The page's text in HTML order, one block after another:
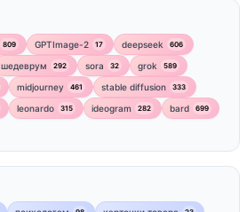
809 GPTImage-2 17 deepseek 606
шедеврум 292 sora 32 grok 589
midjourney 461 stable diffusion 333
leonardo 315 ideogram 282 bard 699